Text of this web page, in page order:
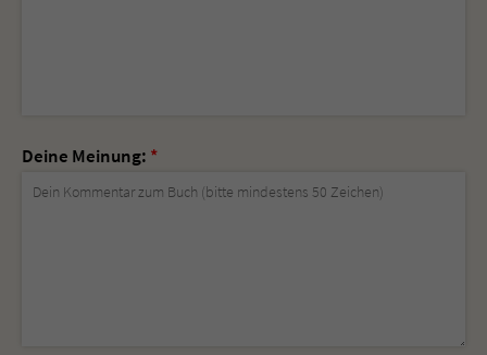
Deine Meinung: *